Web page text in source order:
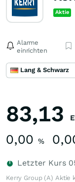
Aktie
Alarme
einrichten
Lang & Schwarz
83,13
0,00 %
Letzter Kurs
Kerry Group (A) Aktie